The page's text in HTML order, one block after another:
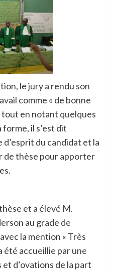
le jury a rendu son
comme « de bonne
tout en notant quelques
il s’est dit
du candidat et la
de thèse pour apporter
et a élevé M.
au grade de
la mention « Très
été accueillie par une
d’ovations de la part